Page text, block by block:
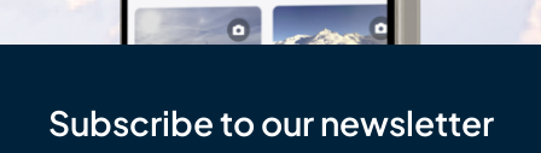
Subscribe to our newsletter